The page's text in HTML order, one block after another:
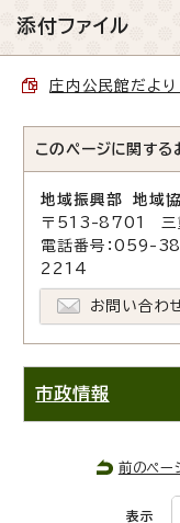
添付ファイル
庄内公民館だよ
このページに関する
地域振興部 地域
〒513-8701 三
電話番号：059-
2214
お問い合わ
市政情報
前のペー
表示